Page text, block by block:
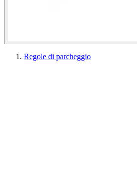
Regole di parcheggio